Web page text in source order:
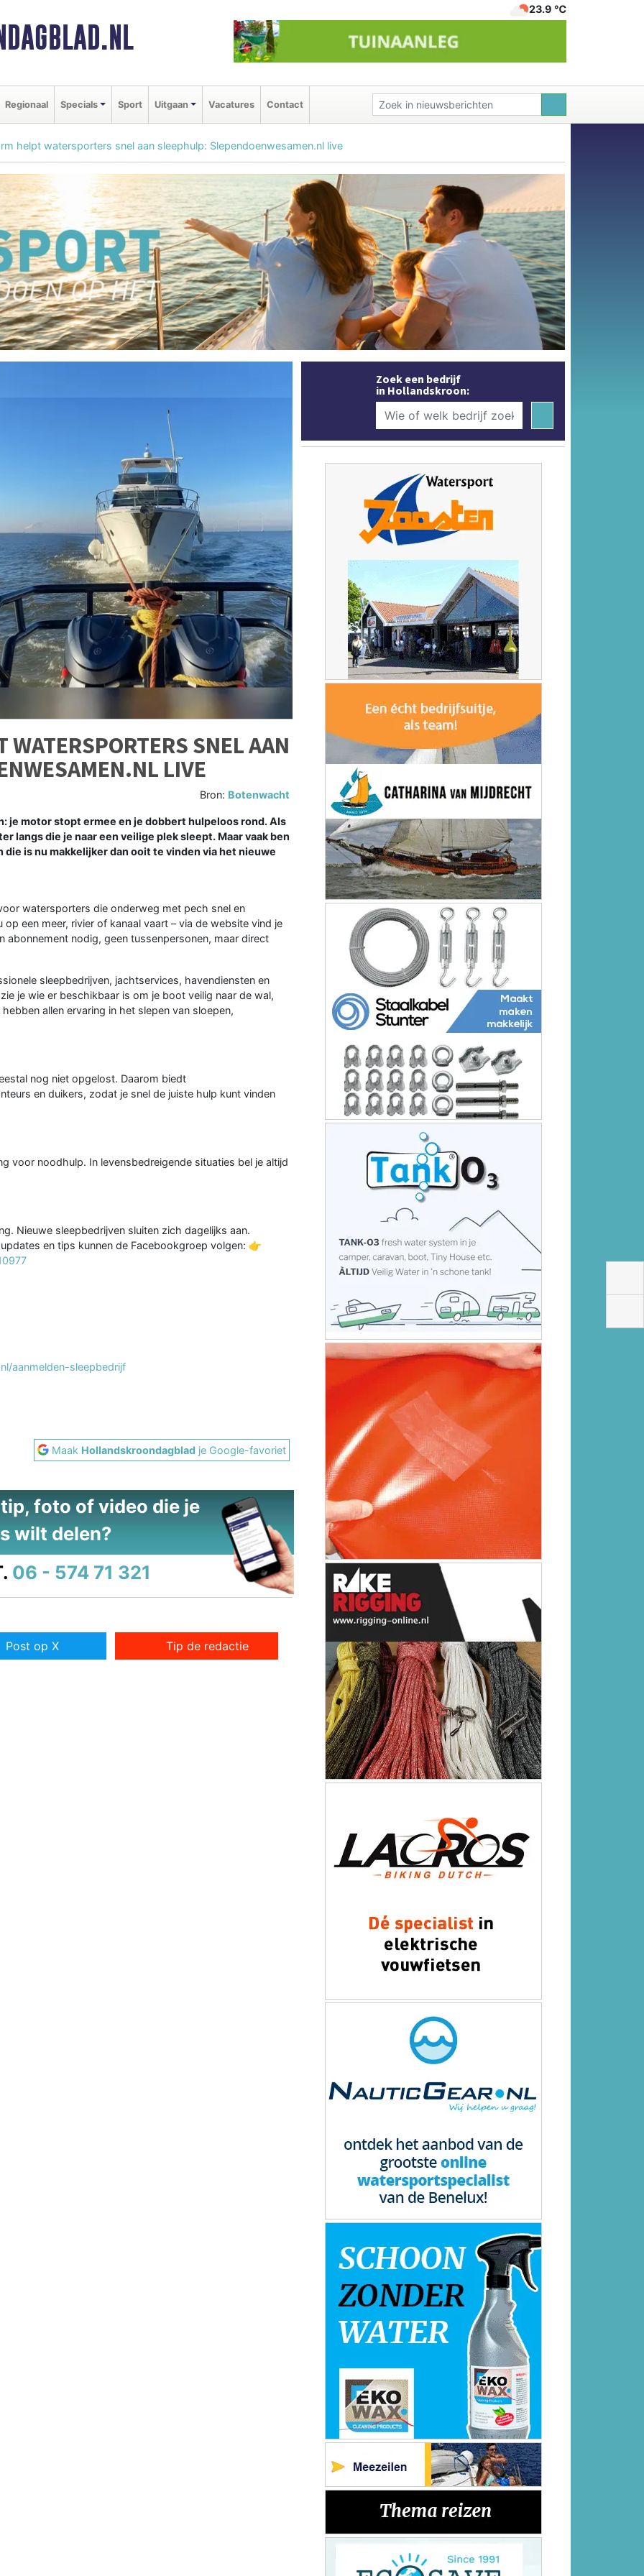
23.9 ℃
Regionaal Specials Sport Uitgaan Vacatures Contact
helpt watersporters snel aan sleephulp: Slependoenwesamen.nl live
SNEL AAN
LIVE
Bron: Botenwacht
je motor stopt ermee en je dobbert hulpeloos rond. Als
langs die je naar een veilige plek sleept. Maar vaak ben
is nu makkelijker dan ooit te vinden via het nieuwe
watersporters die onderweg met pech snel en
een meer, rivier of kanaal vaart – via de website vind je
abonnement nodig, geen tussenpersonen, maar direct
sleepbedrijven, jachtservices, havendiensten en
je wie er beschikbaar is om je boot veilig naar de wal,
allen ervaring in het slepen van sloepen,
nog niet opgelost. Daarom biedt
en duikers, zodat je snel de juiste hulp kunt vinden
voor noodhulp. In levensbedreigende situaties bel je altijd
Nieuwe sleepbedrijven sluiten zich dagelijks aan.
en tips kunnen de Facebookgroep volgen: 👉
aanmelden-sleepbedrijf
Maak Hollandskroondagblad je Google-favoriet
foto of video die je
wilt delen?
06 - 574 71 321
Post op X Tip de redactie
Zoek een bedrijf
in Hollandskroon: